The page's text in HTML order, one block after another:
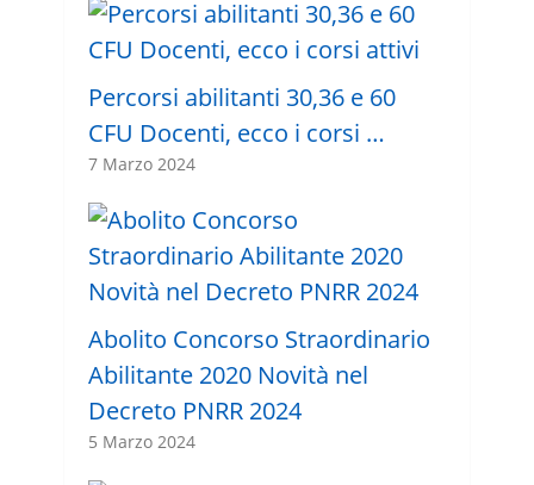
Percorsi abilitanti 30,36 e 60
CFU Docenti, ecco i corsi …
7 Marzo 2024
Abolito Concorso Straordinario
Abilitante 2020 Novità nel
Decreto PNRR 2024
5 Marzo 2024